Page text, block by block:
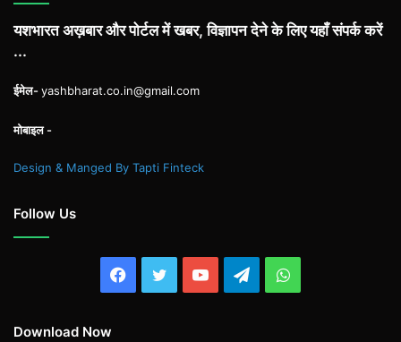
यशभारत अख़बार और पोर्टल में खबर, विज्ञापन देने के लिए यहाँ संपर्क करें
...
ईमेल-yashbharat.co.in@gmail.com
मोबाइल -
Design & Manged By Tapti Finteck
Follow Us
Facebook
TwitterYouTubeTelegramWhatsApp
Download Now